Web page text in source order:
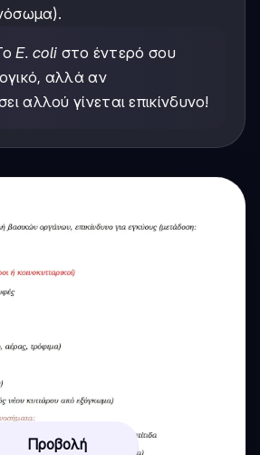
E. coli στο έντερό σου
αλλά αν
αλλού γίνεται επικίνδυνο!
Προβολή